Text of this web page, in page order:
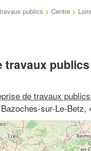
publics > Centre >
travaux
de travaux
sur-Le-Betz,